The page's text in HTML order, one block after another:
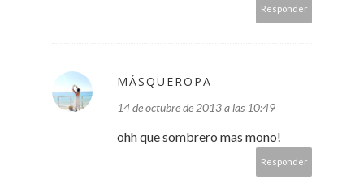
Responder
MÁSQUEROPA
14 de octubre de 2013 a las 10:49
ohh que sombrero mas mono!
Responder